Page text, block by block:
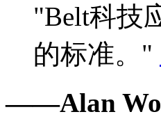
"Belt科技
的标准。"
——Alan